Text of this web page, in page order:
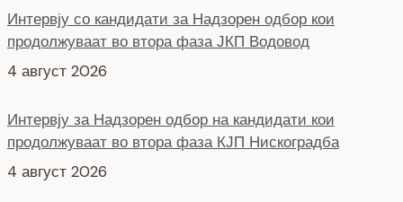
Интервју за Надзорен одбор на кандидати кои
продолжуваат во втора фаза КЈП Нискоградба
НОВ ПАРКИНГ ПРОСТОР ВО ЦЕНТАРОТ НА ГРАДОТ
6 август 2026